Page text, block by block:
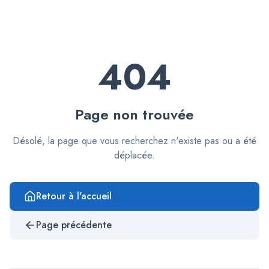
404
Page non trouvée
Désolé, la page que vous recherchez n'existe pas ou a été
déplacée.
Retour à l'accueil
Page précédente